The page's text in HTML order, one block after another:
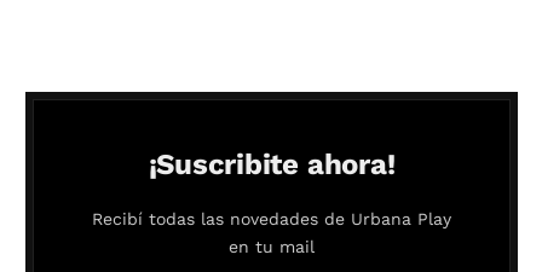
¡Suscribite ahora!
Recibí todas las novedades de Urbana Play
en tu mail